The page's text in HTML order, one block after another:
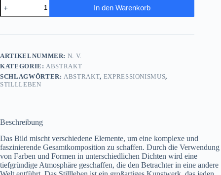
Expressionismus
auf
Kunst
Menge
In den Warenkorb
ARTIKELNUMMER: N. V.
KATEGORIE:ABSTRAKT
SCHLAGWÖRTER:ABSTRAKT, EXPRESSIONISMUS,
STILLLEBEN
Beschreibung
Das Bild mischt verschiedene Elemente, um eine komplexe und
faszinierende Gesamtkomposition zu schaffen. Durch die Verwendung
von Farben und Formen in unterschiedlichen Dichten wird eine
tiefgründige Atmosphäre geschaffen, die den Betrachter in eine andere